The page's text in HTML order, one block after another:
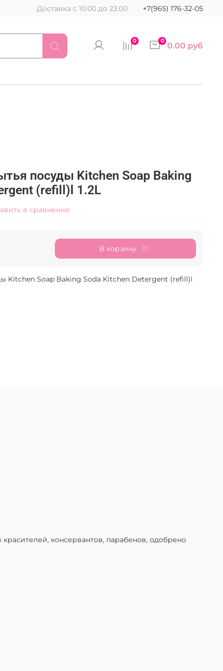
Доставка с 10:00 до 23:00 +7(965) 176-32-05
0 0 0.00 руб
посуды Kitchen Soap Baking
(refill)l 1.2L
в сравнение
В корзину
Kitchen Soap Baking Soda Kitchen Detergent (refill)l
консервантов, парабенов, одобрено